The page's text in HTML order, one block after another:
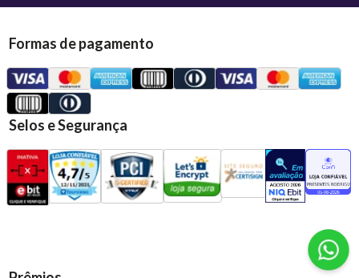
Formas de pagamento
Selos e Segurança